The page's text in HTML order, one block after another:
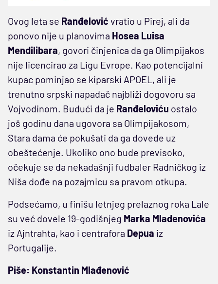
Ovog leta se Ranđelović vratio u Pirej, ali da
ponovo nije u planovima Hosea Luisa
Mendilibara, govori činjenica da ga Olimpijakos
nije licencirao za Ligu Evrope. Kao potencijalni
kupac pominjao se kiparski APOEL, ali je
trenutno srpski napadač najbliži dogovoru sa
Vojvodinom. Budući da je Ranđeloviću ostalo
još godinu dana ugovora sa Olimpijakosom,
Stara dama će pokušati da ga dovede uz
obeštećenje. Ukoliko ono bude previsoko,
očekuje se da nekadašnji fudbaler Radničkog iz
Niša dođe na pozajmicu sa pravom otkupa.
Podsećamo, u finišu letnjeg prelaznog roka Lale
su već dovele 19-godišnjeg Marka Mladenovića
iz Ajntrahta, kao i centrafora Depua iz
Portugalije.
Piše: Konstantin Mlađenović